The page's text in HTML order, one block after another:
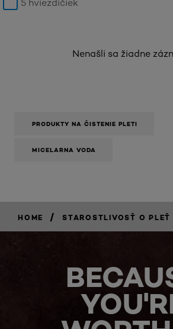
5 hviezdičiek
Nenašli sa žiadne
PRODUKTY NA ČISTENIE PLETI
MICELARNA VODA
HOME / STAROSTLIVOSŤ O PLEŤ